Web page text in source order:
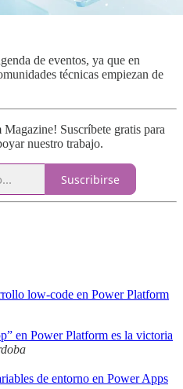
de eventos, ya que en
técnicas empiezan de
Suscríbete gratis para
nuestro trabajo.
Suscribirse
low-code en Power Platform
en Power Platform es la victoria
de entorno en Power Apps